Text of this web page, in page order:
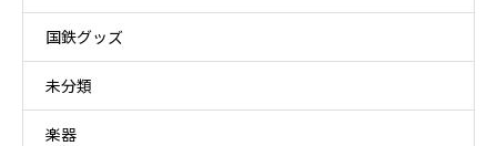
国鉄グッズ
未分類
楽器